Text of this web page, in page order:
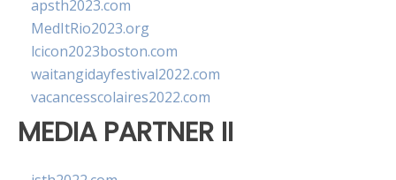
apsth2023.com
MedItRio2023.org
lcicon2023boston.com
waitangidayfestival2022.com
vacancesscolaires2022.com
MEDIA PARTNER II